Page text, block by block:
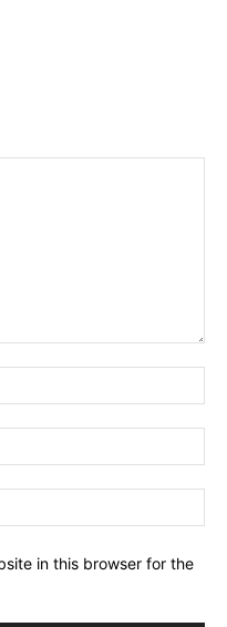
in this browser for the